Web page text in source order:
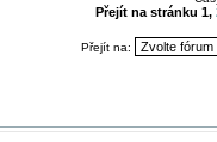
Přejít na stránku 1,
Přejít na: